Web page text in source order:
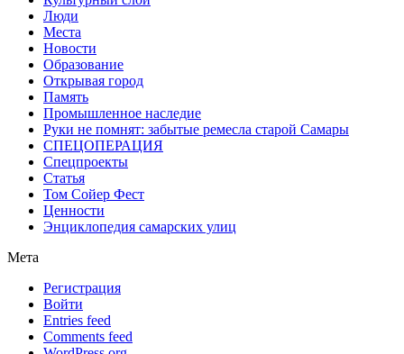
Люди
Места
Новости
Образование
Открывая город
Память
Промышленное наследие
Руки не помнят: забытые ремесла старой Самары
СПЕЦОПЕРАЦИЯ
Спецпроекты
Статья
Том Сойер Фест
Ценности
Энциклопедия самарских улиц
Мета
Регистрация
Войти
Entries feed
Comments feed